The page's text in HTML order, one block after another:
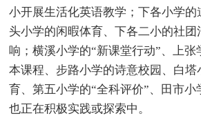
小开展生活化英语教学；下各小学
头小学的闲暇体育、下各二小的社团
响；横溪小学的“新课堂行动”、上张
本课程、步路小学的诗意校园、白塔
育、第五小学的“全科评价”、田市
也正在积极实践或探索中。